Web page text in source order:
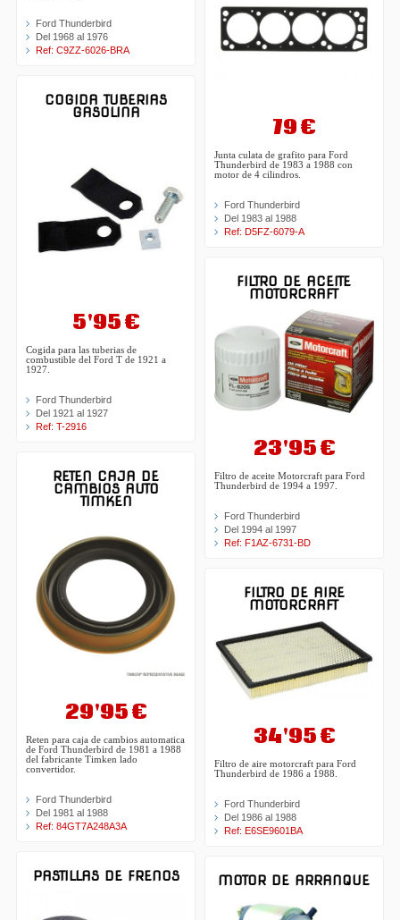
Ford Thunderbird
Del 1968 al 1976
Ref: C9ZZ-6026-BRA
COGIDA TUBERIAS
GASOLINA
5'95 €
Cogida para las tuberias de
combustible del Ford T de 1921 a
1927.
Ford Thunderbird
Del 1921 al 1927
Ref: T-2916
RETEN CAJA DE
CAMBIOS AUTO
TIMKEN
29'95 €
Reten para caja de cambios automatica
de Ford Thunderbird de 1981 a 1988
del fabricante Timken lado
convertidor.
Ford Thunderbird
Del 1981 al 1988
Ref: 84GT7A248A3A
PASTILLAS DE FRENOS
79 €
Junta culata de grafito para Ford
Thunderbird de 1983 a 1988 con
motor de 4 cilindros.
Ford Thunderbird
Del 1983 al 1988
Ref: D5FZ-6079-A
FILTRO DE ACEITE
MOTORCRAFT
23'95 €
Filtro de aceite Motorcraft para Ford
Thunderbird de 1994 a 1997.
Ford Thunderbird
Del 1994 al 1997
Ref: F1AZ-6731-BD
FILTRO DE AIRE
MOTORCRAFT
34'95 €
Filtro de aire motorcraft para Ford
Thunderbird de 1986 a 1988.
Ford Thunderbird
Del 1986 al 1988
Ref: E6SE9601BA
MOTOR DE ARRANQUE